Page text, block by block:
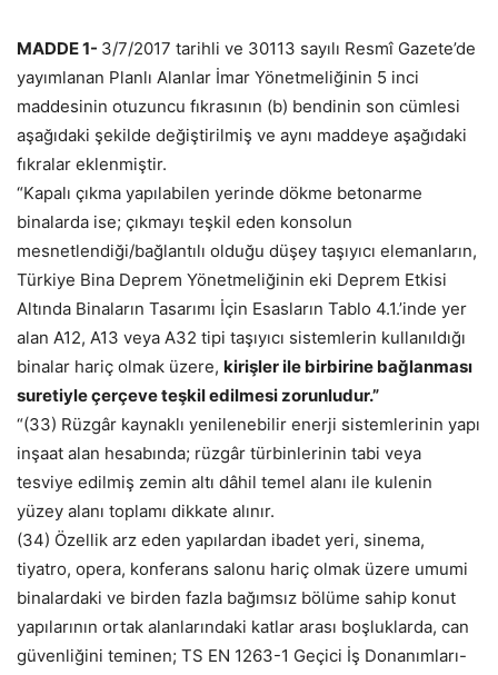
MADDE 1- 3/7/2017 tarihli ve 30113 sayılı Resmî Gazete’de
yayımlanan Planlı Alanlar İmar Yönetmeliğinin 5 inci
maddesinin otuzuncu fıkrasının (b) bendinin son cümlesi
aşağıdaki şekilde değiştirilmiş ve aynı maddeye aşağıdaki
fıkralar eklenmiştir.
“Kapalı çıkma yapılabilen yerinde dökme betonarme
binalarda ise; çıkmayı teşkil eden konsolun
mesnetlendiği/bağlantılı olduğu düşey taşıyıcı elemanların,
Türkiye Bina Deprem Yönetmeliğinin eki Deprem Etkisi
Altında Binaların Tasarımı İçin Esasların Tablo 4.1.’inde yer
alan A12, A13 veya A32 tipi taşıyıcı sistemlerin kullanıldığı
binalar hariç olmak üzere, kirişler ile birbirine bağlanması
suretiyle çerçeve teşkil edilmesi zorunludur.”
“(33) Rüzgâr kaynaklı yenilenebilir enerji sistemlerinin yapı
inşaat alan hesabında; rüzgâr türbinlerinin tabi veya
tesviye edilmiş zemin altı dâhil temel alanı ile kulenin
yüzey alanı toplamı dikkate alınır.
(34) Özellik arz eden yapılardan ibadet yeri, sinema,
tiyatro, opera, konferans salonu hariç olmak üzere umumi
binalardaki ve birden fazla bağımsız bölüme sahip konut
yapılarının ortak alanlarındaki katlar arası boşluklarda, can
güvenliğini teminen; TS EN 1263-1 Geçici İş Donanımları-